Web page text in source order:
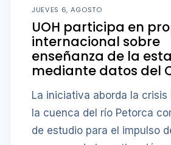
JUEVES 6, AGOSTO
UOH participa en
internacional sobre
enseñanza de la
mediante datos del
La iniciativa aborda la crisis
la cuenca del río Petorca
de estudio para el impulso